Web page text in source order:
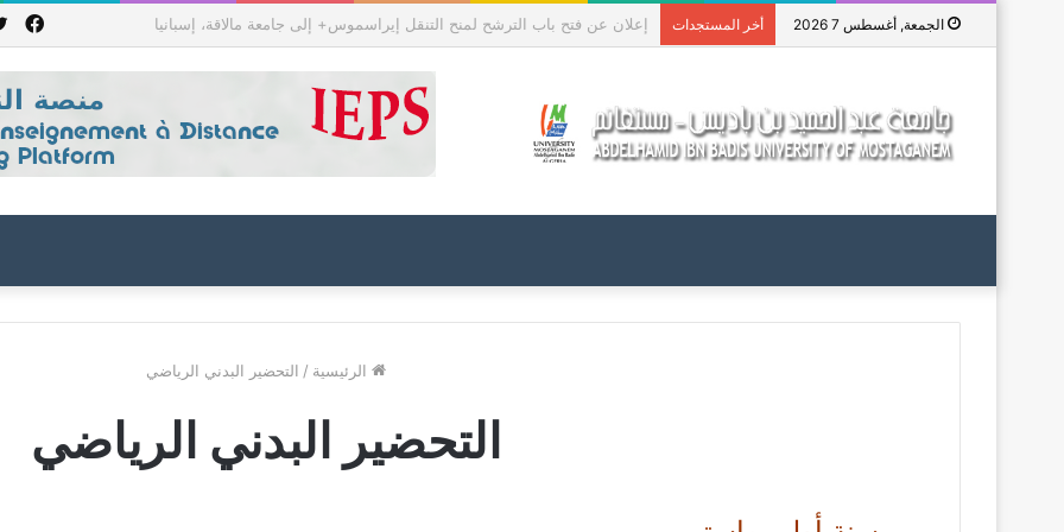
الجمعة, أغسطس 7 2026 أخر المستجدات منحة دراسات عليا في جمهورية باكستان الإسلامية للعام الدراسي 2027/2026
الرئيسية / التحضير البدني الرياضي
التحضير البدني الرياضي